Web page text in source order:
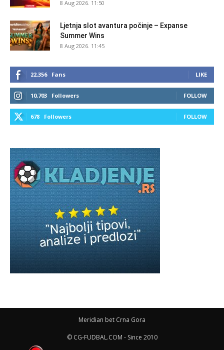
8 Aug 2026. 11:50
Ljetnja slot avantura počinje – Expanse
Summer Wins
8 Aug 2026. 11:45
22,356 Fans LIKE
10,703 Followers FOLLOW
678 Followers FOLLOW
Meridian bet Crna Gora
© CG-FUDBAL.COM - Since 2010